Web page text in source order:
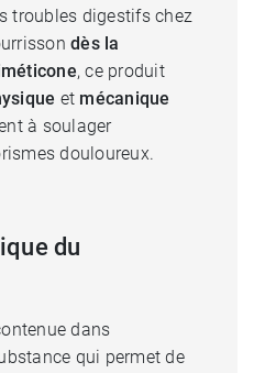
troubles digestifs chez
dès la
, ce produit
et mécanique
à soulager
douloureux.
du
dans
qui permet de